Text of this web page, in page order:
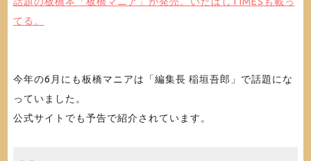
てる。
今年の6月にも板橋マニアは「編集長 稲垣吾郎」で話題にな
っていました。
公式サイトでも予告で紹介されています。